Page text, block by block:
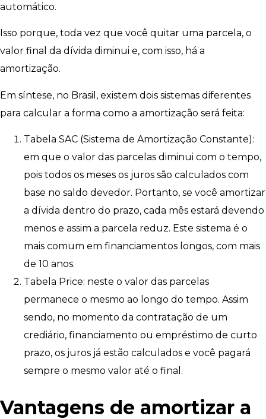
automático.
Isso porque, toda vez que você quitar uma parcela, o
valor final da dívida diminui e, com isso, há a
amortização.
Em síntese, no Brasil, existem dois sistemas diferentes
para calcular a forma como a amortização será feita:
Tabela SAC (Sistema de Amortização Constante):
em que o valor das parcelas diminui com o tempo,
pois todos os meses os juros são calculados com
base no saldo devedor. Portanto, se você amortizar
a dívida dentro do prazo, cada mês estará devendo
menos e assim a parcela reduz. Este sistema é o
mais comum em financiamentos longos, com mais
de 10 anos.
Tabela Price: neste o valor das parcelas
permanece o mesmo ao longo do tempo. Assim
sendo, no momento da contratação de um
crediário, financiamento ou empréstimo de curto
prazo, os juros já estão calculados e você pagará
sempre o mesmo valor até o final.
Vantagens de amortizar a